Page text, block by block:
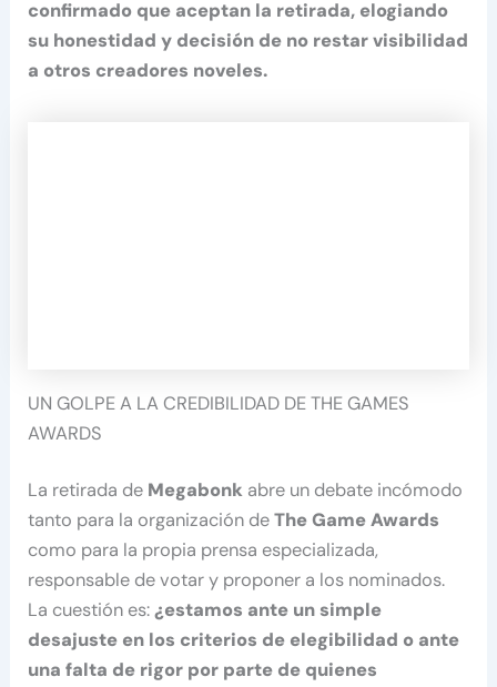
confirmado que aceptan la retirada, elogiando
su honestidad y decisión de no restar visibilidad
a otros creadores noveles.
UN GOLPE A LA CREDIBILIDAD DE THE GAMES
AWARDS
La retirada de Megabonk abre un debate incómodo
tanto para la organización deThe Game Awards
como para la propia prensa especializada,
responsable de votar y proponer a los nominados.
La cuestión es:¿estamos ante un simple
desajuste en los criterios de elegibilidad o ante
una falta de rigor por parte de quienes